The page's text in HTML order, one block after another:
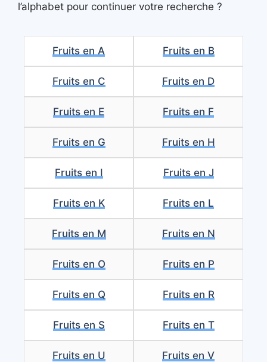
l’alphabet pour continuer votre recherche ?
Fruits en A Fruits en B
Fruits en C Fruits en D
Fruits en E Fruits en F
Fruits en G Fruits en H
Fruits en I Fruits en J
Fruits en K Fruits en L
Fruits en M Fruits en N
Fruits en O Fruits en P
Fruits en Q Fruits en R
Fruits en S Fruits en T
Fruits en U Fruits en V